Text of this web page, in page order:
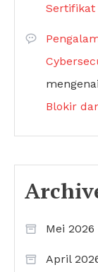
Sertifikat
mengenai
Blokir
Mei 2026
April